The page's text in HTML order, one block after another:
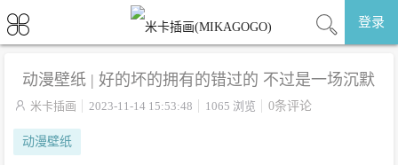
登录
动漫壁纸 | 好的坏的拥有的错过的 不过是一场沉默
 米卡插画 2023-11-14 15:53:48 1065 浏览 0条评论
动漫壁纸